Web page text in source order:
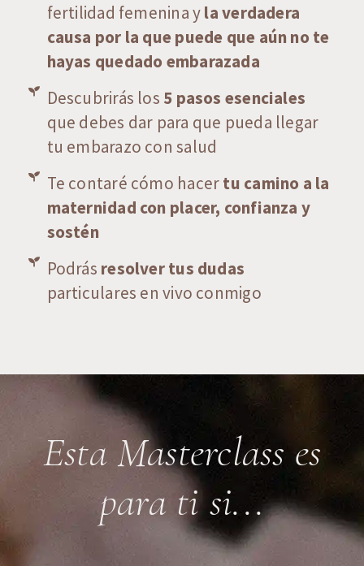
fertilidad femenina yla verdadera
causa por la que puede que aún no te
hayas quedado embarazada
Descubrirás los 5 pasos esenciales
que debes dar para que pueda llegar
tu embarazo con salud
Te contaré cómo hacertu camino a la
maternidad con placer, confianza y
sostén
Podrás resolver tus dudas
particulares en vivo conmigo
Esta Masterclass es
para ti si...